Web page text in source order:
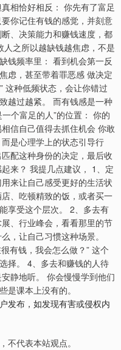
相恰好相反： 你先有了富足
你记住有钱的感觉，并刻意
、决策能力和赚钱速度，都
之所以越缺钱越焦虑，不是
钱频率里： 看到机会第一反
虑，甚至带着罪恶感 做决定
这种低频状态，会让你错过
越过越紧。 而有钱感是一种
个富足的人”的位置： 你的
信自己值得去抓住机会 你敢
是心理学上的状态引导行
配这种身份的决定，最后收
来？ 我提几点建议， 1、定
来让自己感受更好的生活状
、吃顿精致的饭，或者买一
享受这个层次。 2、多去有
、行业峰会，看看那里的节
，让自己习惯这种场景。
有钱，我会怎么做？” 这个
择。 4、多去和赚钱的人待
静地听。 你会慢慢学到他们
是课本上没有的。
发布，如发现有害或侵权内
不代表本站观点。